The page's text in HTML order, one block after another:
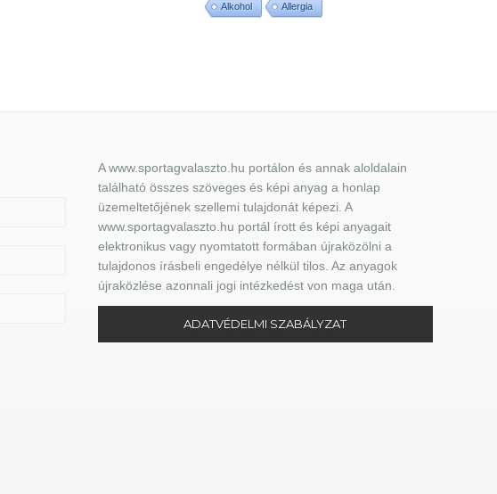
Alkohol Allergia
A www.sportagvalaszto.hu portálon és annak aloldalain
található összes szöveges és képi anyag a honlap
üzemeltetőjének szellemi tulajdonát képezi. A
www.sportagvalaszto.hu portál írott és képi anyagait
elektronikus vagy nyomtatott formában újraközölni a
tulajdonos írásbeli engedélye nélkül tilos. Az anyagok
újraközlése azonnali jogi intézkedést von maga után.
ADATVÉDELMI SZABÁLYZAT